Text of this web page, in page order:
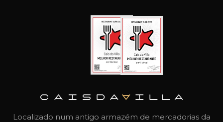
Localizado num antigo armazém de mercadorias da